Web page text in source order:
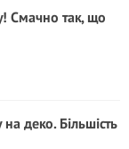
Смачно так, що